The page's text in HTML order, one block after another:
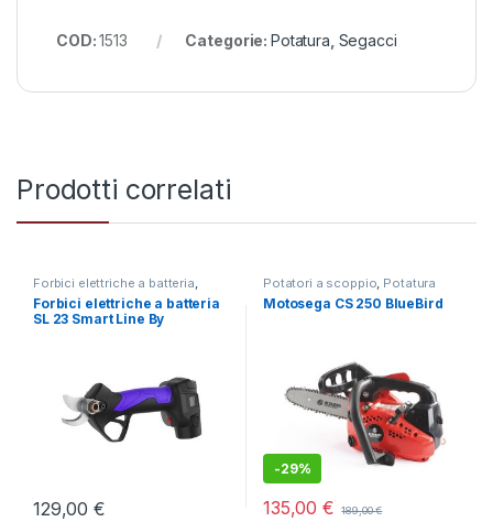
COD:1513 Categorie: Potatura Segacci
Prodotti correlati
Forbici elettriche a batteria,
Potatura
Forbici elettriche a batteria
SL 23 Smart Line By
129,00€
Potatori a scoppio, Potatura
Motosega CS 250 BlueBird
-29%
135,00€ 189,00€